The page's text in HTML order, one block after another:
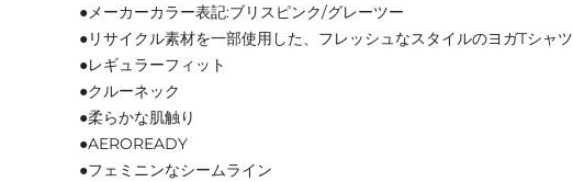
●メーカーカラー表記:ブリスピンク/グレーツー
●リサイクル素材を一部使用した、フレッシュなスタイルのヨガTシャツ
●レギュラーフィット
●クルーネック
●柔らかな肌触り
●AEROREADY
●フェミニンなシームライン